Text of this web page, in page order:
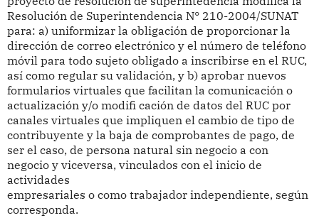
Resolución de Superintendencia N° 210-2004/SUNAT
para: a) uniformizar la obligación de proporcionar la
dirección de correo electrónico y el número de teléfono
móvil para todo sujeto obligado a inscribirse en el RUC,
así como regular su validación, y b) aprobar nuevos
formularios virtuales que facilitan la comunicación o
actualización y/o modifi cación de datos del RUC por
canales virtuales que impliquen el cambio de tipo de
contribuyente y la baja de comprobantes de pago, de
ser el caso, de persona natural sin negocio a con
negocio y viceversa, vinculados con el inicio de
actividades
empresariales o como trabajador independiente, según
corresponda.